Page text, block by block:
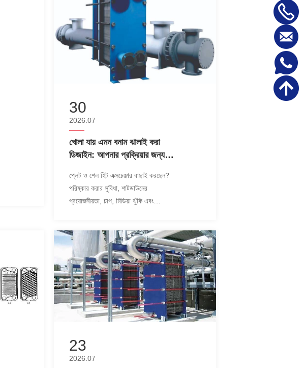
30
2026.07
খোলা যায় এমন বনাম ঝালাই করা
ডিজাইন: আপনার প্রক্রিয়ার জন্য
কীভাবে বেছে নেবেন
প্লেট ও ​​শেল হিট এক্সচেঞ্জার বাছাই করছেন?
পরিষ্কার করার সুবিধা, শাটডাউনের
প্রয়োজনীয়তা, চাপ, মিডিয়া ঝুঁকি এবং
করুন।
23
2026.07